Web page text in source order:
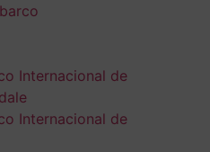
Internacional de
Internacional de